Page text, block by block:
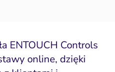
ENTOUCH Controls
online, dzięki